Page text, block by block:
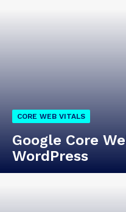
CORE WEB VITALS
Google Core
WordPress